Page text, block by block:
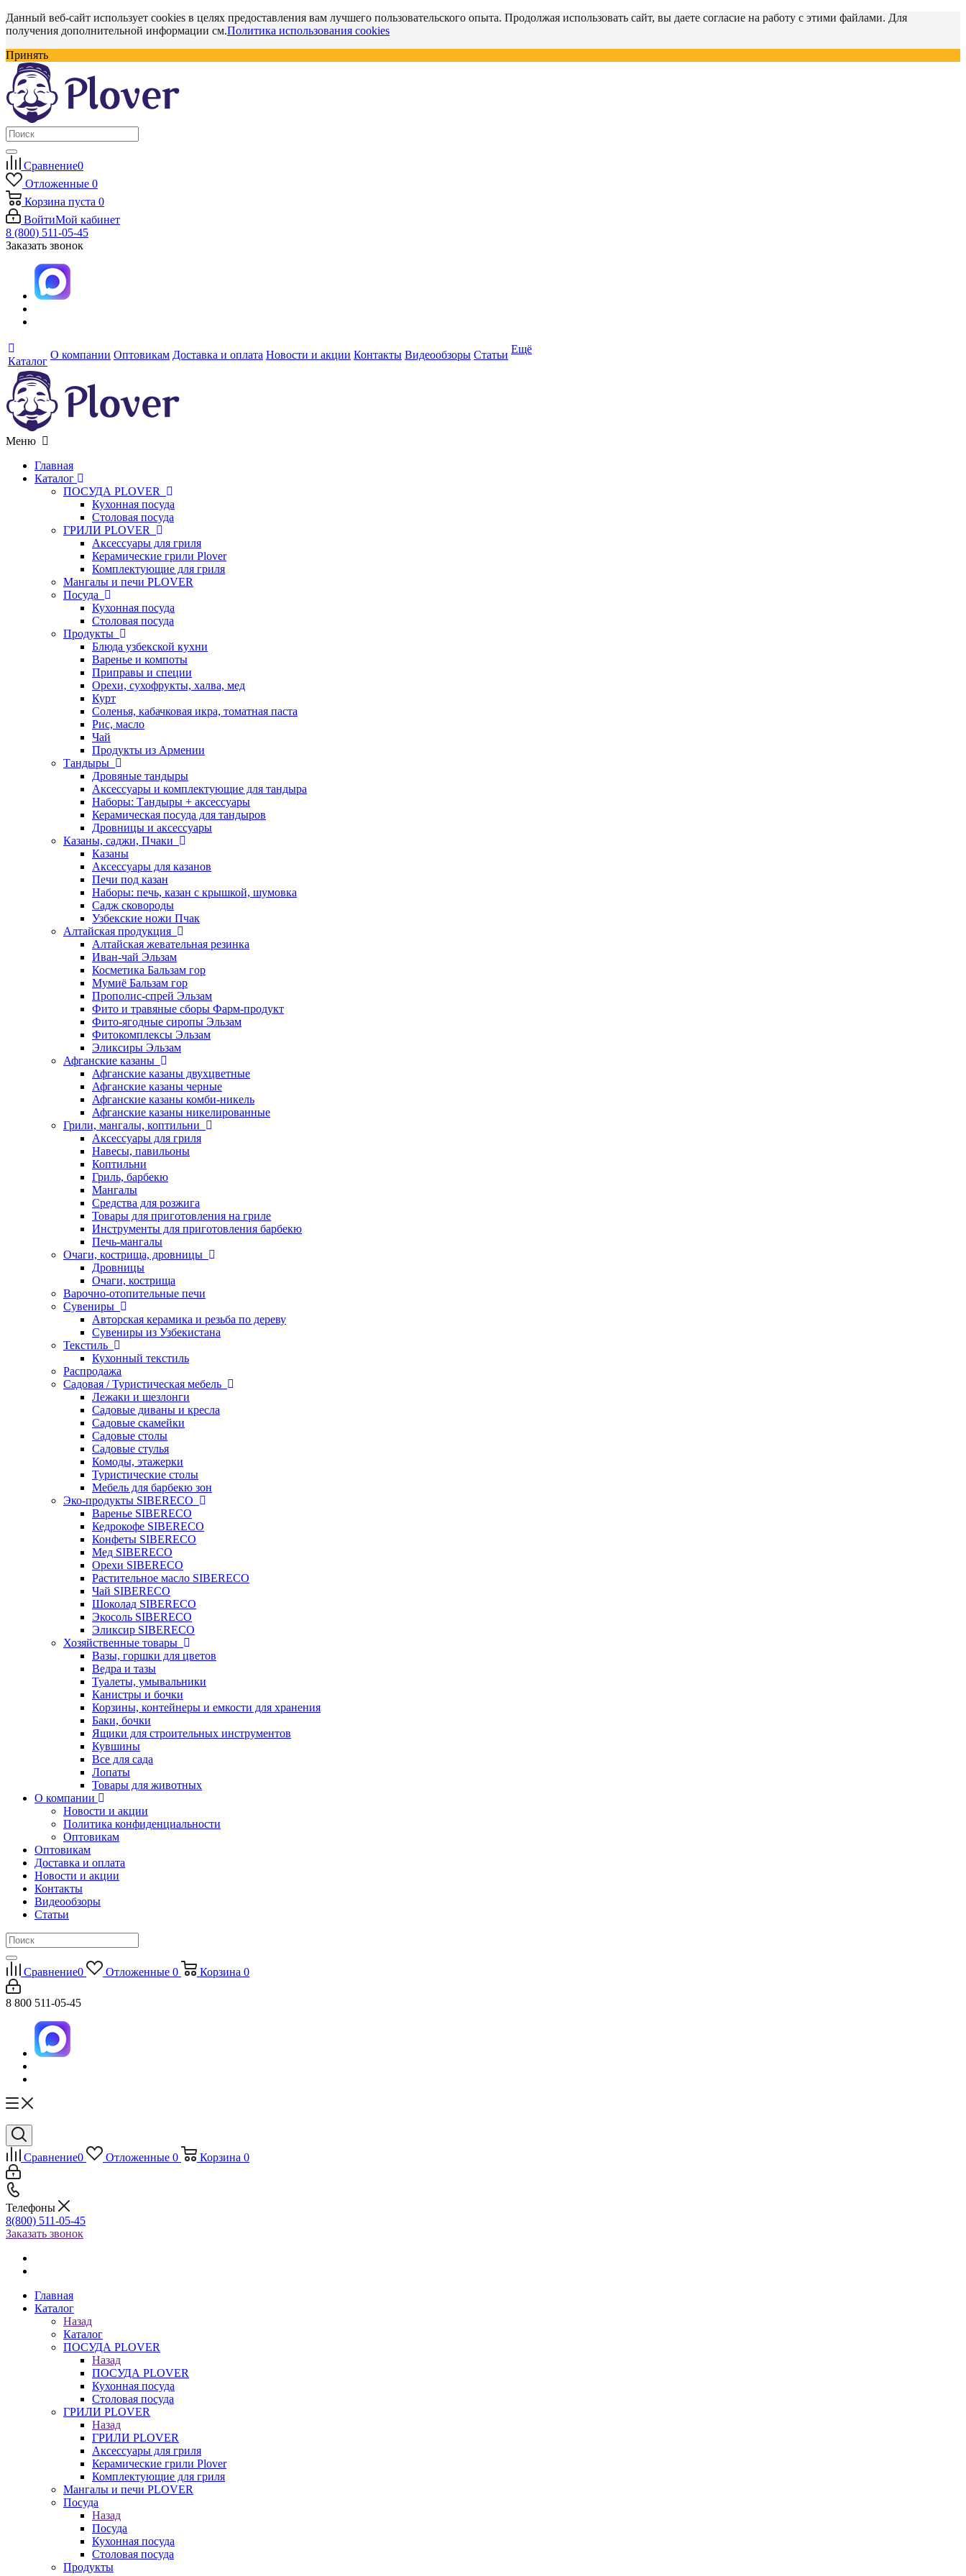
Данный веб-сайт использует cookies в целях предоставления вам лучшего пользовательского опыта. Продолжая использовать сайт, вы даете согласие на работу с этими файлами. Для
получения дополнительной информации см.Политика использования cookies
Принять
Сравнение0
Отложенные 0
Корзина пуста 0
ВойтиМой кабинет
8 (800) 511-05-45
Заказать звонок
Каталог
О компании Оптовикам Доставка и оплата Новости и акции Контакты Видеообзоры Статьи Ещё
Меню
Главная
Каталог
ПОСУДА PLOVER
Кухонная посуда
Столовая посуда
ГРИЛИ PLOVER
Аксессуары для гриля
Керамические грили Plover
Комплектующие для гриля
Мангалы и печи PLOVER
Посуда
Кухонная посуда
Столовая посуда
Продукты
Блюда узбекской кухни
Варенье и компоты
Приправы и специи
Орехи, сухофрукты, халва, мед
Курт
Соленья, кабачковая икра, томатная паста
Рис, масло
Чай
Продукты из Армении
Тандыры
Дровяные тандыры
Аксессуары и комплектующие для тандыра
Наборы: Тандыры + аксессуары
Керамическая посуда для тандыров
Дровницы и аксессуары
Казаны, саджи, Пчаки
Казаны
Аксессуары для казанов
Печи под казан
Наборы: печь, казан с крышкой, шумовка
Садж сковороды
Узбекские ножи Пчак
Алтайская продукция
Алтайская жевательная резинка
Иван-чай Эльзам
Косметика Бальзам гор
Мумиё Бальзам гор
Прополис-спрей Эльзам
Фито и травяные сборы Фарм-продукт
Фито-ягодные сиропы Эльзам
Фитокомплексы Эльзам
Эликсиры Эльзам
Афганские казаны
Афганские казаны двухцветные
Афганские казаны черные
Афганские казаны комби-никель
Афганские казаны никелированные
Грили, мангалы, коптильни
Аксессуары для гриля
Навесы, павильоны
Коптильни
Гриль, барбекю
Мангалы
Средства для розжига
Товары для приготовления на гриле
Инструменты для приготовления барбекю
Печь-мангалы
Очаги, кострища, дровницы
Дровницы
Очаги, кострища
Варочно-отопительные печи
Сувениры
Авторская керамика и резьба по дереву
Сувениры из Узбекистана
Текстиль
Кухонный текстиль
Распродажа
Садовая / Туристическая мебель
Лежаки и шезлонги
Садовые диваны и кресла
Садовые скамейки
Садовые столы
Садовые стулья
Комоды, этажерки
Туристические столы
Мебель для барбекю зон
Эко-продукты SIBERECO
Варенье SIBERECO
Кедрокофе SIBERECO
Конфеты SIBERECO
Мед SIBERECO
Орехи SIBERECO
Растительное масло SIBERECO
Чай SIBERECO
Шоколад SIBERECO
Экосоль SIBERECO
Эликсир SIBERECO
Хозяйственные товары
Вазы, горшки для цветов
Ведра и тазы
Туалеты, умывальники
Канистры и бочки
Корзины, контейнеры и емкости для хранения
Баки, бочки
Ящики для строительных инструментов
Кувшины
Все для сада
Лопаты
Товары для животных
О компании
Новости и акции
Политика конфиденциальности
Оптовикам
Оптовикам
Доставка и оплата
Новости и акции
Контакты
Видеообзоры
Статьи
Сравнение0 Отложенные 0 Корзина 0
8 800 511-05-45
Сравнение0 Отложенные 0 Корзина 0
Телефоны
8(800) 511-05-45
Заказать звонок
Главная
Каталог
Назад
Каталог
ПОСУДА PLOVER
Назад
ПОСУДА PLOVER
Кухонная посуда
Столовая посуда
ГРИЛИ PLOVER
Назад
ГРИЛИ PLOVER
Аксессуары для гриля
Керамические грили Plover
Комплектующие для гриля
Мангалы и печи PLOVER
Посуда
Назад
Посуда
Кухонная посуда
Столовая посуда
Продукты